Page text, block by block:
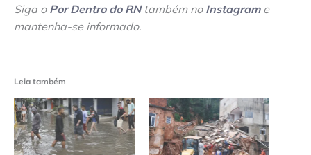
Siga o Por Dentro do RNtambém no Instagrame
mantenha-se informado.
Leia também